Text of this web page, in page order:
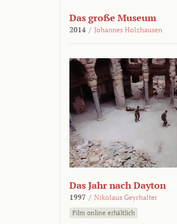
Das große Museum
2014 / Johannes Holzhausen
Das Jahr nach Dayton
1997 / Nikolaus Geyrhalter
Film online erhältlich